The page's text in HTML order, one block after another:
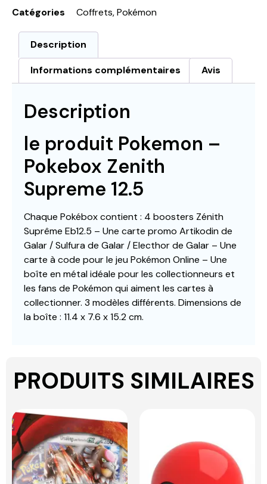
Catégories Coffrets,Pokémon
Description
Informations complémentaires Avis
Description
le produit Pokemon –
Pokebox Zenith
Supreme 12.5
Chaque Pokébox contient : 4 boosters Zénith
Suprême Eb12.5 – Une carte promo Artikodin de
Galar / Sulfura de Galar / Electhor de Galar – Une
carte à code pour le jeu Pokémon Online – Une
boîte en métal idéale pour les collectionneurs et
les fans de Pokémon qui aiment les cartes à
collectionner. 3 modèles différents. Dimensions de
la boîte : 11.4 x 7.6 x 15.2 cm.
PRODUITS SIMILAIRES